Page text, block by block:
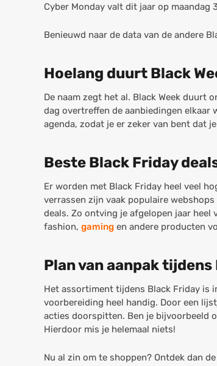
Cyber Monday valt dit jaar op maandag
Benieuwd naar de data van de andere
Hoelang duurt Black
De naam zegt het al. Black Week duurt
dag overtreffen de aanbiedingen elkaar
agenda, zodat je er zeker van bent dat
Beste Black Friday
Er worden met Black Friday heel veel
verrassen zijn vaak populaire webshops
deals. Zo ontving je afgelopen jaar
fashion, gaming en andere producten
Plan van aanpak
Het assortiment tijdens Black Friday is
voorbereiding heel handig. Door een
acties doorspitten. Ben je bijvoorbeeld
Hierdoor mis je helemaal niets!
Nu al zin om te shoppen? Ontdek dan